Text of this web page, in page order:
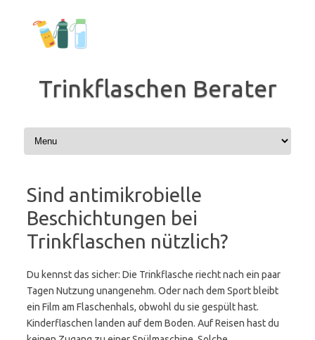
springen
Trinkflaschen Berater
Sind antimikrobielle
Beschichtungen bei
Trinkflaschen nützlich?
Du kennst das sicher: Die Trinkflasche riecht nach ein paar
Tagen Nutzung unangenehm. Oder nach dem Sport bleibt
ein Film am Flaschenhals, obwohl du sie gespült hast.
Kinderflaschen landen auf dem Boden. Auf Reisen hast du